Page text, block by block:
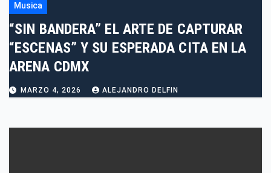
Musica
“SIN BANDERA” EL ARTE DE CAPTURAR
“ESCENAS” Y SU ESPERADA CITA EN LA
ARENA CDMX
MARZO 4, 2026 ALEJANDRO DELFIN